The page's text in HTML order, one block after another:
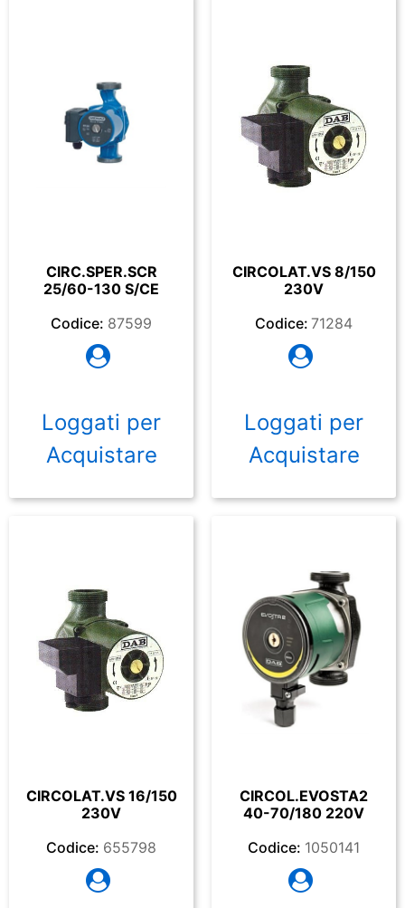
CIRC.SPER.SCR
25/60-130 S/CE
Codice: 87599
Loggati per
Acquistare
CIRCOLAT.VS 8/150
230V
Codice: 71284
Loggati per
Acquistare
CIRCOLAT.VS 16/150
230V
Codice: 655798
CIRCOL.EVOSTA2
40-70/180 220V
Codice: 1050141